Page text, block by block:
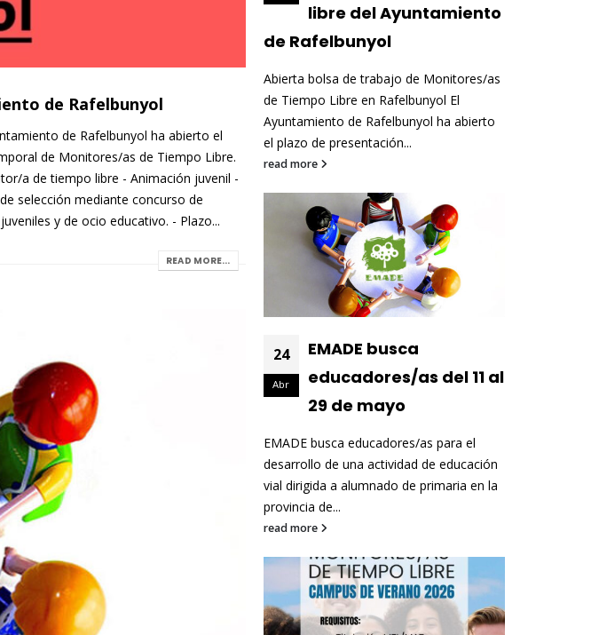
de Rafelbunyol
de Rafelbunyol ha abierto el
de Monitores/as de Tiempo Libre.
a de tiempo libre - Animación juvenil -
selección mediante concurso de
y de ocio educativo. - Plazo...
READ MORE...
libre del Ayuntamiento
de Rafelbunyol
Abierta bolsa de trabajo de Monitores/as
de Tiempo Libre en Rafelbunyol El
Ayuntamiento de Rafelbunyol ha abierto
el plazo de presentación...
read more
24
Abr
EMADE busca
educadores/as del 11 al
29 de mayo
EMADE busca educadores/as para el
desarrollo de una actividad de educación
vial dirigida a alumnado de primaria en la
provincia de...
read more